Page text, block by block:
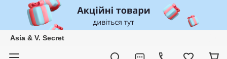
Asia & V. Secret